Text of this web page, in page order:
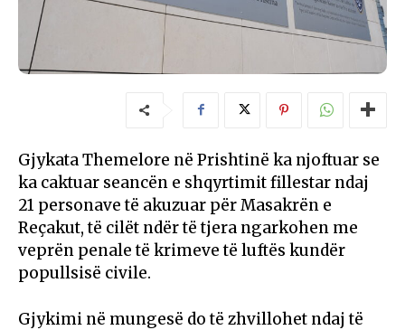
Gjykata Themelore në Prishtinë ka njoftuar se
ka caktuar seancën e shqyrtimit fillestar ndaj
21 personave të akuzuar për Masakrën e
Reçakut, të cilët ndër të tjera ngarkohen me
veprën penale të krimeve të luftës kundër
popullsisë civile.
Gjykimi në mungesë do të zhvillohet ndaj të